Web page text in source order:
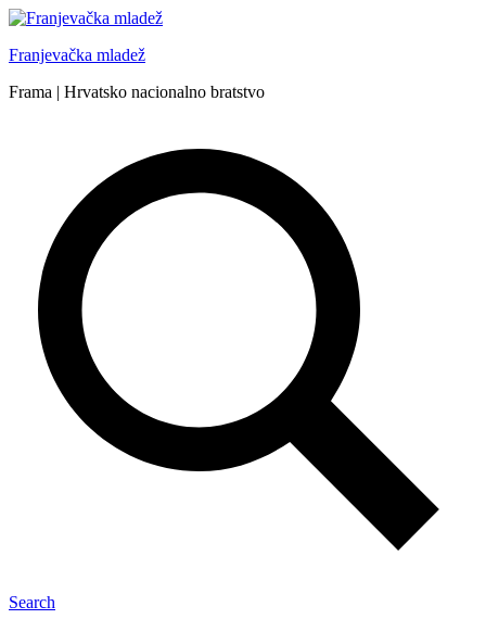
Skip
content
Franjevačka mladež
Frama | Hrvatsko nacionalno bratstvo
Search